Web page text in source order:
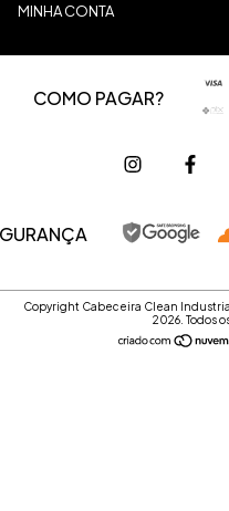
MINHA CONTA
COMO PAGAR?
Copyright Cabeceira Clean
2026. Todos